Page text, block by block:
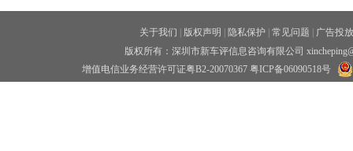
关于我们 版权声明 隐私保护 常见问题
广告投放
版权所有：深圳市新车评信息咨询有限公司
增值电信业务经营许可证粤B2-20070367 粤ICP备06090518号